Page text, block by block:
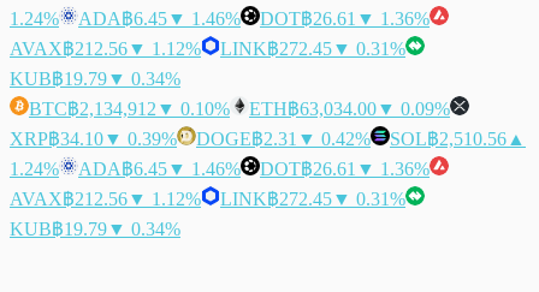
1.24%
ADA฿6.45▼ 1.46% DOT฿26.61 ▼ 1.36%
AVAX฿212.56▼ 1.12% LINK฿272.45▼ 0.31%
KUB฿19.79▼ 0.34%
BTC฿2,134,912 ▼ 0.10% ETH฿63,034.00▼ 0.09%
XRP฿34.10▼ 0.39% DOGE฿2.31 ▼ 0.42% SOL฿2,510.56 ▲
1.24%
ADA฿6.45▼ 1.46% DOT฿26.61 ▼ 1.36%
AVAX฿212.56▼ 1.12% LINK฿272.45▼ 0.31%
KUB฿19.79▼ 0.34%